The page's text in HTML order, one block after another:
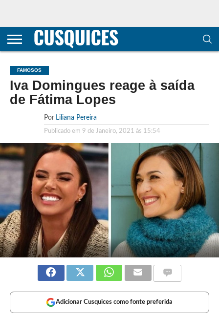
CONTACTOS
HOME
POLÍTICA DE
E COOKIES
SOBRE
TERMOS E
TRANSPARÊNCIA
METODOLOGIA
FAMOSOS
Iva Domingues reage à saída
de Fátima Lopes
Por Liliana Pereira
Publicado em 9 de Janeiro, 2021 às 15:54
Adicionar Cusquices como fonte preferida